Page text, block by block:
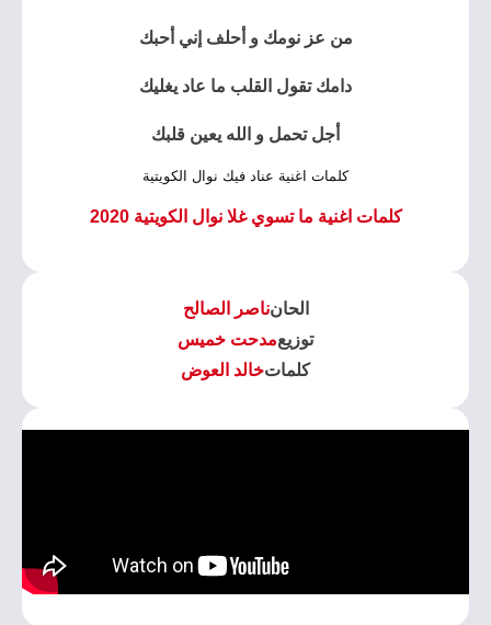
من عز نومك و أحلف إني أحبك
دامك تقول القلب ما عاد يغليك
أجل تحمل و الله يعين قلبك
كلمات اغنية عناد فيك نوال الكويتية
كلمات اغنية ما تسوي غلا نوال الكويتية 2020
الحانناصر الصالح
توزيعمدحت خميس
كلماتخالد العوض